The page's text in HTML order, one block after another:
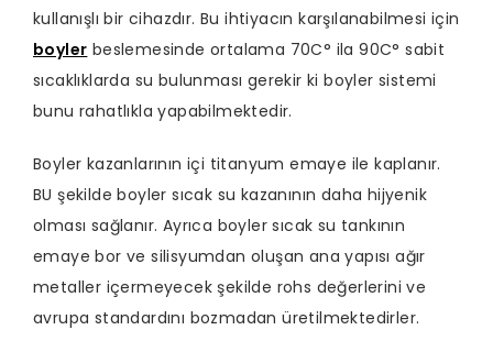
kullanışlı bir cihazdır. Bu ihtiyacın karşılanabilmesi için
boyler beslemesinde ortalama 70C° ila 90C° sabit
sıcaklıklarda su bulunması gerekir ki boyler sistemi
bunu rahatlıkla yapabilmektedir.
Boyler kazanlarının içi titanyum emaye ile kaplanır.
BU şekilde boyler sıcak su kazanının daha hijyenik
olması sağlanır. Ayrıca boyler sıcak su tankının
emaye bor ve silisyumdan oluşan ana yapısı ağır
metaller içermeyecek şekilde rohs değerlerini ve
avrupa standardını bozmadan üretilmektedirler.